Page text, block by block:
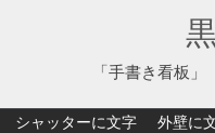
「手書き看板
シャッターに文字 外壁に